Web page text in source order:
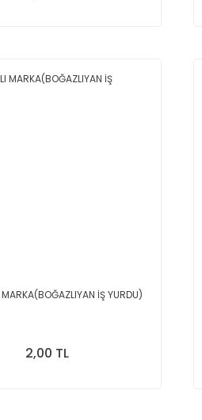
İŞ YURDU)
2,00 TL